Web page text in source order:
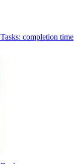
Tasks: completion time